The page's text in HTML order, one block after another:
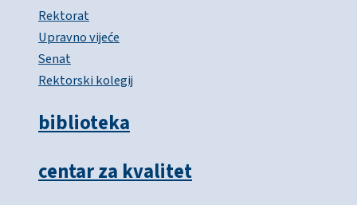
Rektorat
Upravno vijeće
Senat
Rektorski kolegij
biblioteka
centar za kvalitet